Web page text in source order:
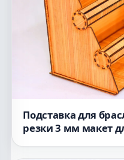
Подставка для
резки 3 мм макет